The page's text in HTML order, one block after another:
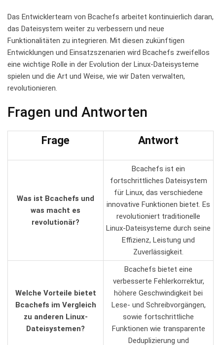
Das Entwicklerteam von Bcachefs arbeitet kontinuierlich daran,
das Dateisystem weiter zu verbessern und‌ neue
Funktionalitäten zu integrieren. Mit diesen zukünftigen
Entwicklungen und Einsatzszenarien wird Bcachefs zweifellos
eine wichtige Rolle in der⁤ Evolution der Linux-Dateisysteme
spielen und die Art und Weise,⁣ wie wir ​Daten verwalten,
revolutionieren.
Fragen und Antworten
Frage Antwort
Was ist Bcachefs und
was macht es
revolutionär?
Bcachefs ist ein
fortschrittliches Dateisystem
für Linux, das verschiedene⁣
innovative ​Funktionen bietet. ⁤Es
revolutioniert ⁢traditionelle
Linux-Dateisysteme durch seine
Effizienz, Leistung und
Zuverlässigkeit.
Welche Vorteile bietet
Bcachefs im ⁤Vergleich
zu anderen Linux-
Dateisystemen?
Bcachefs bietet eine
verbesserte Fehlerkorrektur,⁣
höhere Geschwindigkeit bei
Lese- und Schreibvorgängen,
sowie fortschrittliche
‌Funktionen wie transparente
Deduplizierung und